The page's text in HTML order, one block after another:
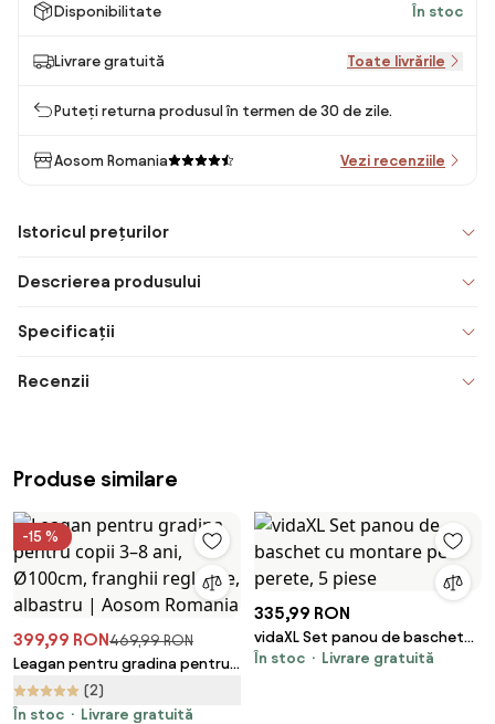
Disponibilitate În stoc
Livrare gratuită Toate livrările
Puteți returna produsul în termen de 30 de zile.
Aosom Romania Vezi recenziile
Istoricul prețurilor
Descrierea produsului
Specificații
Recenzii
Produse similare
-15 %
399,99 RON469,99 RON
Leagan pentru gradina pentru
copii 3–8 ani, Ø100cm, franghii
reglabile, albastru | Aosom
(2)
În stoc
Livrare gratuită
335,99 RON
vidaXL Set panou de baschet
cu montare pe perete, 5 piese
În stoc Livrare gratuită